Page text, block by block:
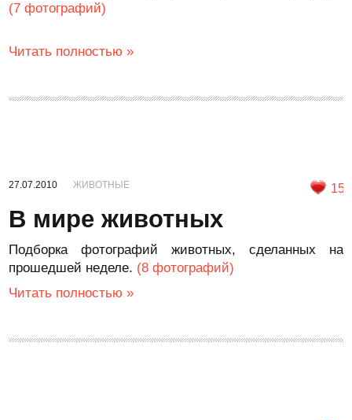
(7 фотографий)
Читать полностью »
27.07.2010 ЖИВОТНЫЕ 15
В мире животных
Подборка фотографий животных, сделанных на
прошедшей неделе. (8 фотографий)
Читать полностью »